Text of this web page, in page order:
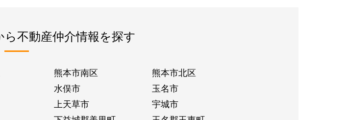
不動産仲介情報を探す
熊本市南区
熊本市北区
水俣市
玉名市
上天草市
宇城市